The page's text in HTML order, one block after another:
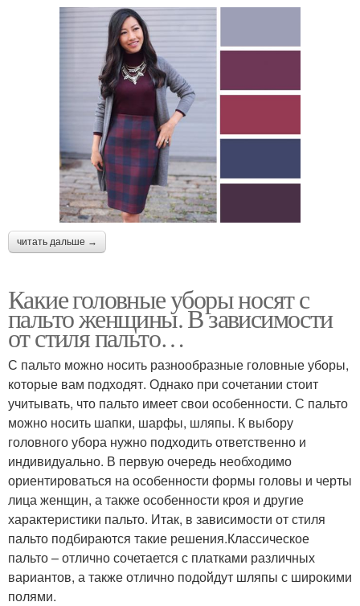
читать дальше →
Какие головные уборы носят с
пальто женщины. В зависимости
от стиля пальто…
С пальто можно носить разнообразные головные уборы,
которые вам подходят. Однако при сочетании стоит
учитывать, что пальто имеет свои особенности. С пальто
можно носить шапки, шарфы, шляпы. К выбору
головного убора нужно подходить ответственно и
индивидуально. В первую очередь необходимо
ориентироваться на особенности формы головы и черты
лица женщин, а также особенности кроя и другие
характеристики пальто. Итак, в зависимости от стиля
пальто подбираются такие решения.Классическое
пальто – отлично сочетается с платками различных
вариантов, а также отлично подойдут шляпы с широкими
полями.